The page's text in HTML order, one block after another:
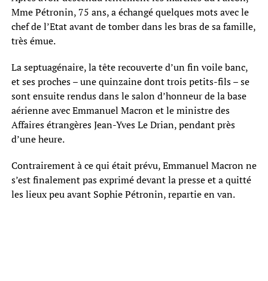
Mme Pétronin, 75 ans, a échangé quelques mots avec le
chef de l’Etat avant de tomber dans les bras de sa famille,
très émue.
La septuagénaire, la tête recouverte d’un fin voile banc,
et ses proches – une quinzaine dont trois petits-fils – se
sont ensuite rendus dans le salon d’honneur de la base
aérienne avec Emmanuel Macron et le ministre des
Affaires étrangères Jean-Yves Le Drian, pendant près
d’une heure.
Contrairement à ce qui était prévu, Emmanuel Macron ne
s’est finalement pas exprimé devant la presse et a quitté
les lieux peu avant Sophie Pétronin, repartie en van.